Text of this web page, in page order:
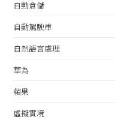
自動倉儲
自動駕駛車
自然語言處理
華為
蘋果
虛擬實境